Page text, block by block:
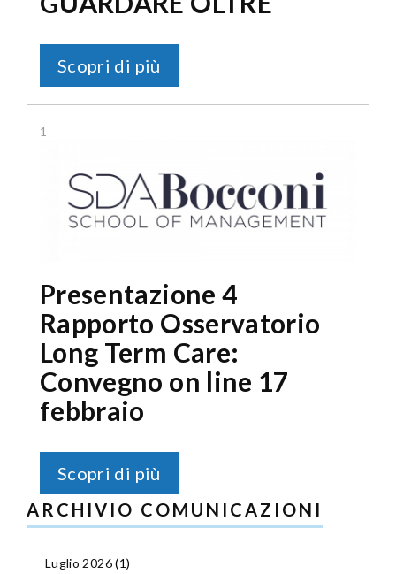
Scopri di più
1
Presentazione 4
Rapporto Osservatorio
Long Term Care:
Convegno on line 17
febbraio
Scopri di più
ARCHIVIO COMUNICAZIONI
Luglio 2026(1)